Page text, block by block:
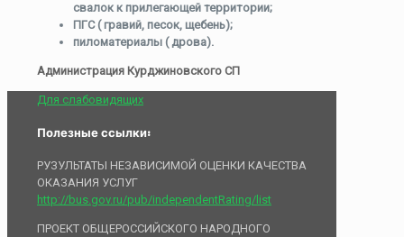
свалок к прилегающей территории;
ПГС ( гравий, песок, щебень);
пиломатериалы ( дрова).
Администрация Курджиновского СП
Для слабовидящих
Полезные ссылки:
РУЗУЛЬТАТЫ НЕЗАВИСИМОЙ ОЦЕНКИ КАЧЕСТВА
ОКАЗАНИЯ УСЛУГ
http://bus.gov.ru/pub/independentRating/list
ПРОЕКТ ОБЩЕРОССИЙСКОГО НАРОДНОГО